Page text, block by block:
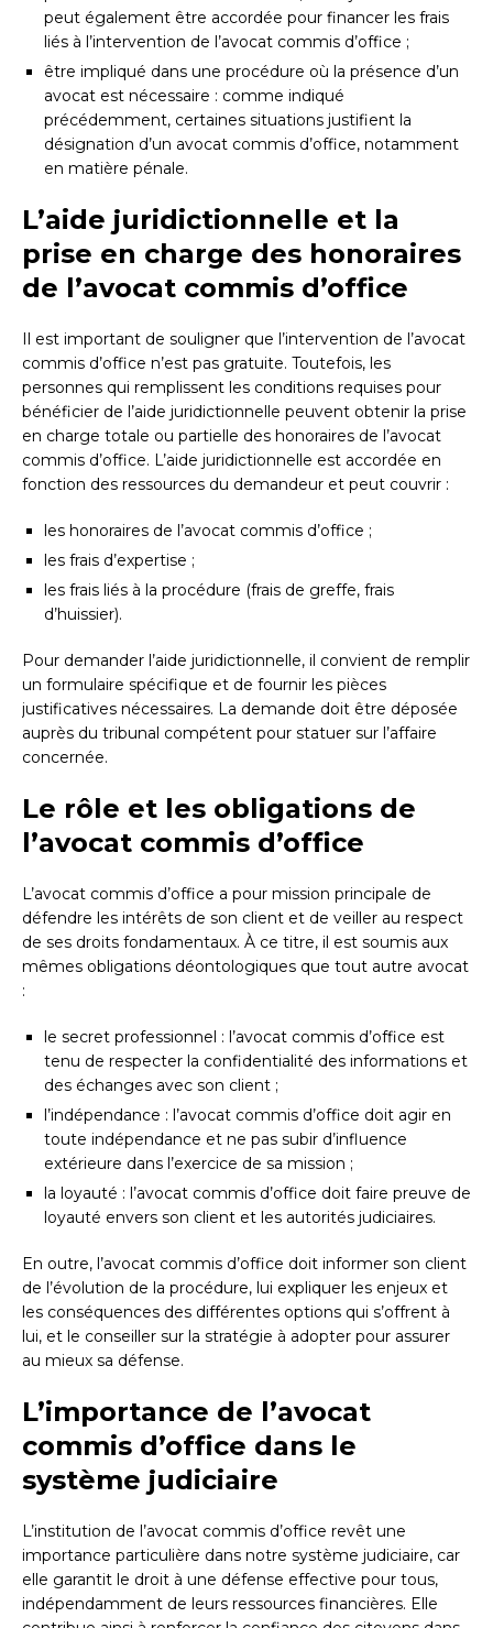
peut également être accordée pour financer les frais
liés à l’intervention de l’avocat commis d’office ;
être impliqué dans une procédure où la présence d’un
avocat est nécessaire : comme indiqué
précédemment, certaines situations justifient la
désignation d’un avocat commis d’office, notamment
en matière pénale.
L’aide juridictionnelle et la
prise en charge des honoraires
de l’avocat commis d’office
Il est important de souligner que l’intervention de l’avocat
commis d’office n’est pas gratuite. Toutefois, les
personnes qui remplissent les conditions requises pour
bénéficier de l’aide juridictionnelle peuvent obtenir la prise
en charge totale ou partielle des honoraires de l’avocat
commis d’office. L’aide juridictionnelle est accordée en
fonction des ressources du demandeur et peut couvrir :
les honoraires de l’avocat commis d’office ;
les frais d’expertise ;
les frais liés à la procédure (frais de greffe, frais
d’huissier).
Pour demander l’aide juridictionnelle, il convient de remplir
un formulaire spécifique et de fournir les pièces
justificatives nécessaires. La demande doit être déposée
auprès du tribunal compétent pour statuer sur l’affaire
concernée.
Le rôle et les obligations de
l’avocat commis d’office
L’avocat commis d’office a pour mission principale de
défendre les intérêts de son client et de veiller au respect
de ses droits fondamentaux. À ce titre, il est soumis aux
mêmes obligations déontologiques que tout autre avocat
:
le secret professionnel : l’avocat commis d’office est
tenu de respecter la confidentialité des informations et
des échanges avec son client ;
l’indépendance : l’avocat commis d’office doit agir en
toute indépendance et ne pas subir d’influence
extérieure dans l’exercice de sa mission ;
la loyauté : l’avocat commis d’office doit faire preuve de
loyauté envers son client et les autorités judiciaires.
En outre, l’avocat commis d’office doit informer son client
de l’évolution de la procédure, lui expliquer les enjeux et
les conséquences des différentes options qui s’offrent à
lui, et le conseiller sur la stratégie à adopter pour assurer
au mieux sa défense.
L’importance de l’avocat
commis d’office dans le
système judiciaire
L’institution de l’avocat commis d’office revêt une
importance particulière dans notre système judiciaire, car
elle garantit le droit à une défense effective pour tous,
indépendamment de leurs ressources financières. Elle